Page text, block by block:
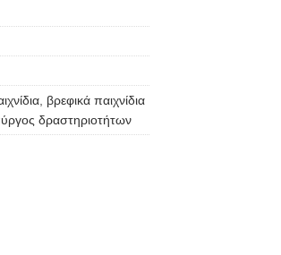
βρεφικά παιχνίδια
δραστηριοτήτων